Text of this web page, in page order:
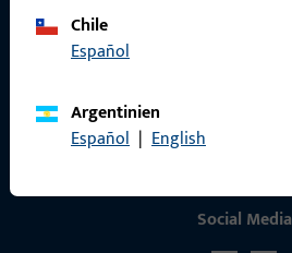
Chile
Español
Argentinien
Español | English
Social Media